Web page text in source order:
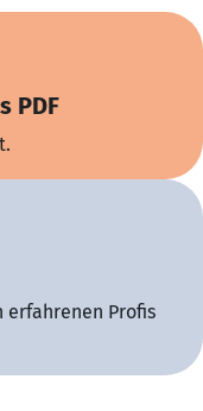
PDF
erfahrenen Profis